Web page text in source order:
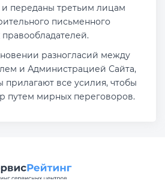
переданы третьим лицам
письменного
правообладателей.
разногласий между
и Администрацией Сайта,
прилагают все усилия, чтобы
путем мирных переговоров.